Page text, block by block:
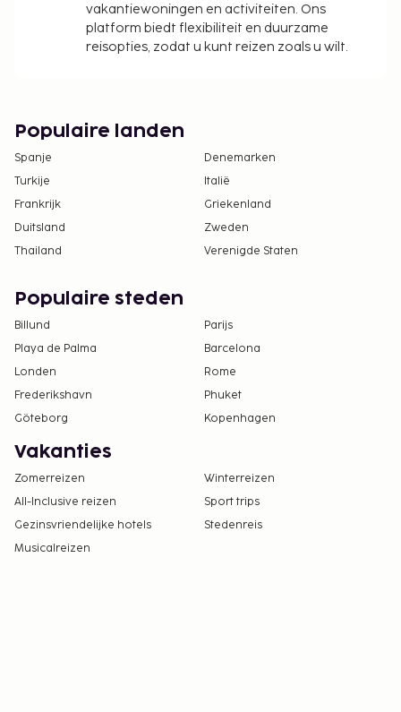
vakantiewoningen en activiteiten. Ons
platform biedt flexibiliteit en duurzame
reisopties, zodat u kunt reizen zoals u wilt.
Populaire landen
Spanje
Denemarken
Turkije
Italië
Frankrijk
Griekenland
Duitsland
Zweden
Thailand
Verenigde Staten
Populaire steden
Billund
Parijs
Playa de Palma
Barcelona
Londen
Rome
Frederikshavn
Phuket
Göteborg
Kopenhagen
Vakanties
Zomerreizen
Winterreizen
All-Inclusive reizen
Sport trips
Gezinsvriendelijke hotels
Stedenreis
Musicalreizen